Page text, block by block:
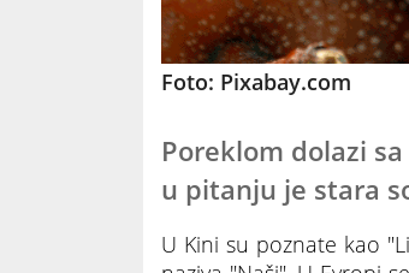
Foto: Pixabay.com
Poreklom dolazi
u pitanju je stara
U Kini su poznate kao